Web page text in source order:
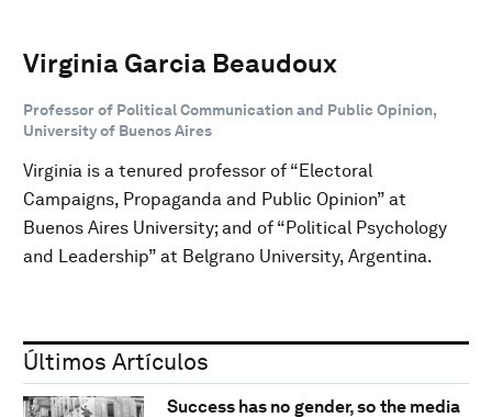
Virginia Garcia Beaudoux
Professor of Political Communication and Public Opinion,
University of Buenos Aires
Virginia is a tenured professor of “Electoral
Campaigns, Propaganda and Public Opinion” at
Buenos Aires University; and of “Political Psychology
and Leadership” at Belgrano University, Argentina.
Últimos Artículos
Success has no gender, so the media